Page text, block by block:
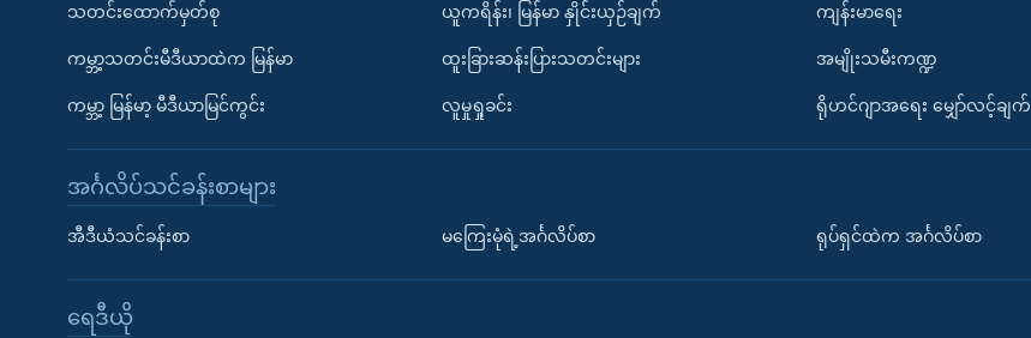
သတင်းထောက်မှတ်စု
ကမ္ဘာ့သတင်းမီဒီယာထဲက မြန်မာ
ကမ္ဘာ့ မြန်မာ့ မီဒီယာမြင်ကွင်း
ယူကရိန်း၊ မြန်မာ နှိုင်းယှဉ်ချက်
ထူးခြားဆန်းပြားသတင်းများ
လူမှုရှုခင်း
ကျန်းမာရေး
အမျိုးသမီးကဏ္ဍ
ရိုဟင်ဂျာအရေး မျှော်လင့်ချက်
အင်္ဂလိပ်သင်ခန်းစာများ
အီဒီယံသင်ခန်းစာ မကြေးမုံရဲ့အင်္ဂလိပ်စာ ရုပ်ရှင်ထဲက အင်္ဂလိပ်စာ
ရေဒီယို